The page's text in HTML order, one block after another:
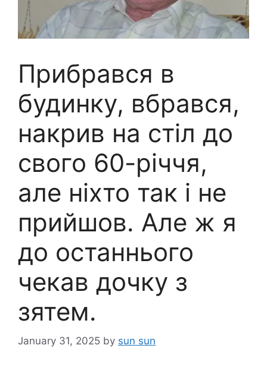
Прибрався в
будинку, вбрався,
накрив на стіл до
свого 60-річчя,
але ніхто так і не
прийшов. Але ж я
до останнього
чекав дочку з
зятем.
January 31, 2025 by sun sun